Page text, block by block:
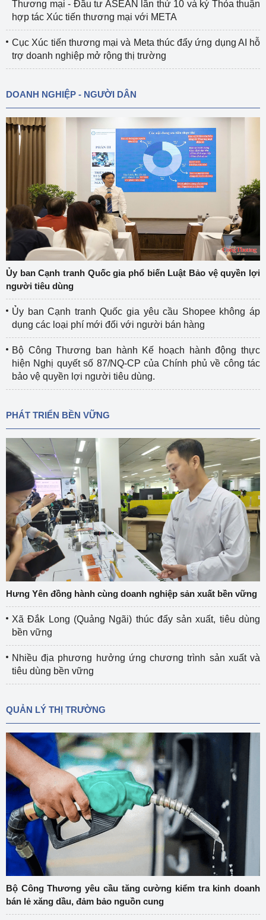
Thương mại - Đầu tư ASEAN lần thứ 10 và ký Thỏa thuận
hợp tác Xúc tiến thương mại với META
Cục Xúc tiến thương mại và Meta thúc đẩy ứng dụng AI hỗ
trợ doanh nghiệp mở rộng thị trường
DOANH NGHIỆP - NGƯỜI DÂN
Ủy ban Cạnh tranh Quốc gia phổ biến Luật Bảo vệ quyền lợi
người tiêu dùng
Ủy ban Cạnh tranh Quốc gia yêu cầu Shopee không áp
dụng các loại phí mới đối với người bán hàng
Bộ Công Thương ban hành Kế hoạch hành động thực
hiện Nghị quyết số 87/NQ-CP của Chính phủ về công tác
bảo vệ quyền lợi người tiêu dùng.
PHÁT TRIỂN BỀN VỮNG
Hưng Yên đồng hành cùng doanh nghiệp sản xuất bền vững
Xã Đắk Long (Quảng Ngãi) thúc đẩy sản xuất, tiêu dùng
bền vững
Nhiều địa phương hưởng ứng chương trình sản xuất và
tiêu dùng bền vững
QUẢN LÝ THỊ TRƯỜNG
Bộ Công Thương yêu cầu tăng cường kiểm tra kinh doanh
bán lẻ xăng dầu, đảm bảo nguồn cung